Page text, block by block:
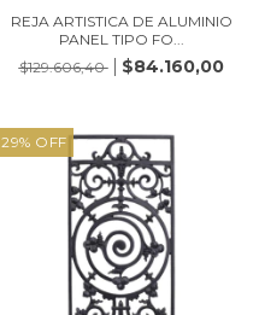
REJA ARTISTICA DE ALUMINIO
PANEL TIPO FO...
$129.606,40
$84.160,00
29% OFF